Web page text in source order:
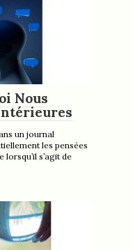
Nous
un journal
les pensées
s’agit de